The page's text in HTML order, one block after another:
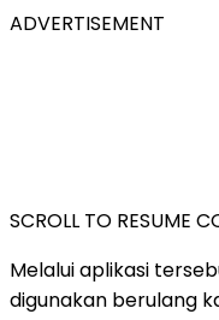
ADVERTISEMENT
SCROLL TO RESUME
Melalui aplikasi
digunakan berulang